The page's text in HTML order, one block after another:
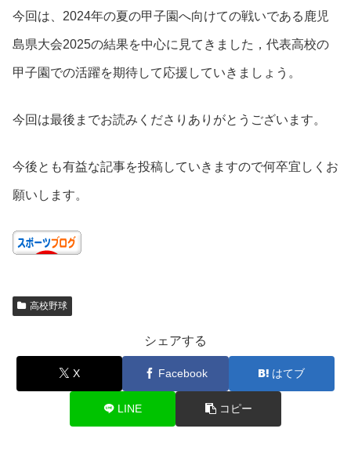
今回は、2024年の夏の甲子園へ向けての戦いである鹿児
島県大会2025の結果を中心に見てきました，代表高校の
甲子園での活躍を期待して応援していきましょう。
今回は最後までお読みくださりありがとうございます。
今後とも有益な記事を投稿していきますので何卒宜しくお
願いします。
高校野球
シェアする
X Facebook はてブ
LINE コピー